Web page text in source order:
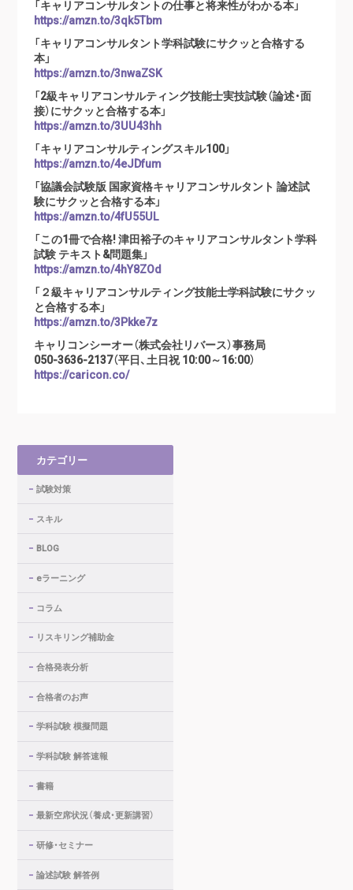
「キャリアコンサルタントの仕事と将来性がわかる本」
https://amzn.to/3qk5Tbm
「キャリアコンサルタント学科試験にサクッと合格する
本」
https://amzn.to/3nwaZSK
「2級キャリアコンサルティング技能士実技試験（論述・面
接）にサクッと合格する本」
https://amzn.to/3UU43hh
「キャリアコンサルティングスキル100」
https://amzn.to/4eJDfum
「協議会試験版 国家資格キャリアコンサルタント 論述試
験にサクッと合格する本」
https://amzn.to/4fU55UL
「この1冊で合格! 津田裕子のキャリアコンサルタント学科
試験 テキスト&問題集」
https://amzn.to/4hY8ZOd
「２級キャリアコンサルティング技能士学科試験にサクッ
と合格する本」
https://amzn.to/3Pkke7z
キャリコンシーオー（株式会社リバース）事務局
050-3636-2137（平日、土日祝 10:00～16:00）
https://caricon.co/
カテゴリー
試験対策
スキル
BLOG
eラーニング
コラム
リスキリング補助金
合格発表分析
合格者のお声
学科試験 模擬問題
学科試験 解答速報
書籍
最新空席状況（養成・更新講習）
研修・セミナー
論述試験 解答例